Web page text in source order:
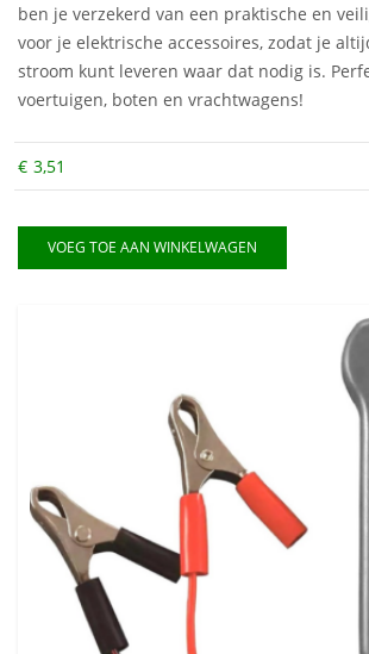
ben je verzekerd van een praktische en
voor je elektrische accessoires, zodat je
stroom kunt leveren waar dat nodig is.
voertuigen, boten en vrachtwagens!
€ 3,51
VOEG TOE AAN WINKELWAGEN